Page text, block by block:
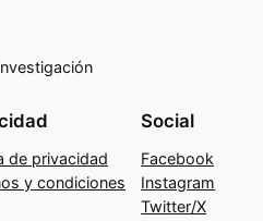
de privacidad
y condiciones
Social
Facebook
Instagram
Twitter/X